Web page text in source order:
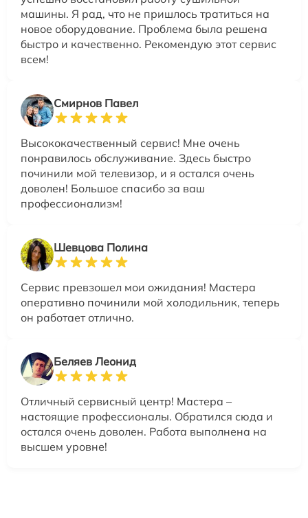
машины. Я рад, что не пришлось тратиться на
новое оборудование. Проблема была решена
быстро и качественно. Рекомендую этот сервис
всем!
Смирнов Павел
Высококачественный сервис! Мне очень
понравилось обслуживание. Здесь быстро
починили мой телевизор, и я остался очень
доволен! Большое спасибо за ваш
профессионализм!
Шевцова Полина
Сервис превзошел мои ожидания! Мастера
оперативно починили мой холодильник, теперь
он работает отлично.
Беляев Леонид
Отличный сервисный центр! Мастера –
настоящие профессионалы. Обратился сюда и
остался очень доволен. Работа выполнена на
высшем уровне!